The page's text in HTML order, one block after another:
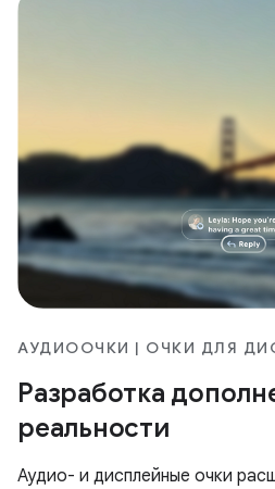
АУДИООЧКИ | ОЧКИ ДЛЯ
Разработка
реальности
Аудио- и дисплейные очки